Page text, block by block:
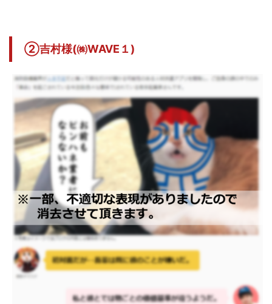
②吉村様(㈱WAVE１)